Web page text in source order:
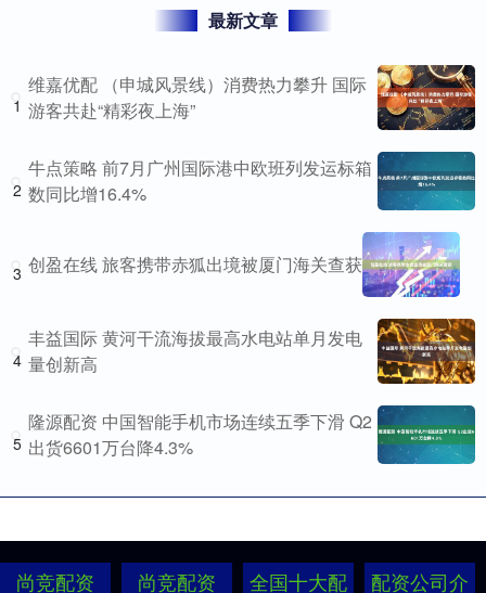
最新文章
1
维嘉优配 （申城风景线）消费热力攀升 国际
游客共赴“精彩夜上海”
2
牛点策略 前7月广州国际港中欧班列发运标箱
数同比增16.4%
3 创盈在线 旅客携带赤狐出境被厦门海关查获
4
丰益国际 黄河干流海拔最高水电站单月发电
量创新高
5
隆源配资 中国智能手机市场连续五季下滑 Q2
出货6601万台降4.3%
尚竞配资 尚竞配资 全国十大配 配资公司介